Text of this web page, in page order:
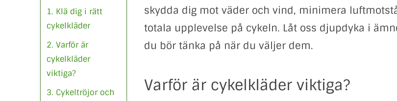
1. Klä dig i rätt
cykelkläder
2. Varför är
cykelkläder
viktiga?
3. Cykeltröjor och
skydda dig mot väder och vind, minimera
totala upplevelse på cykeln. Låt oss djupdyka i
du bör tänka på när du väljer dem.
Varför är cykelkläder viktiga?